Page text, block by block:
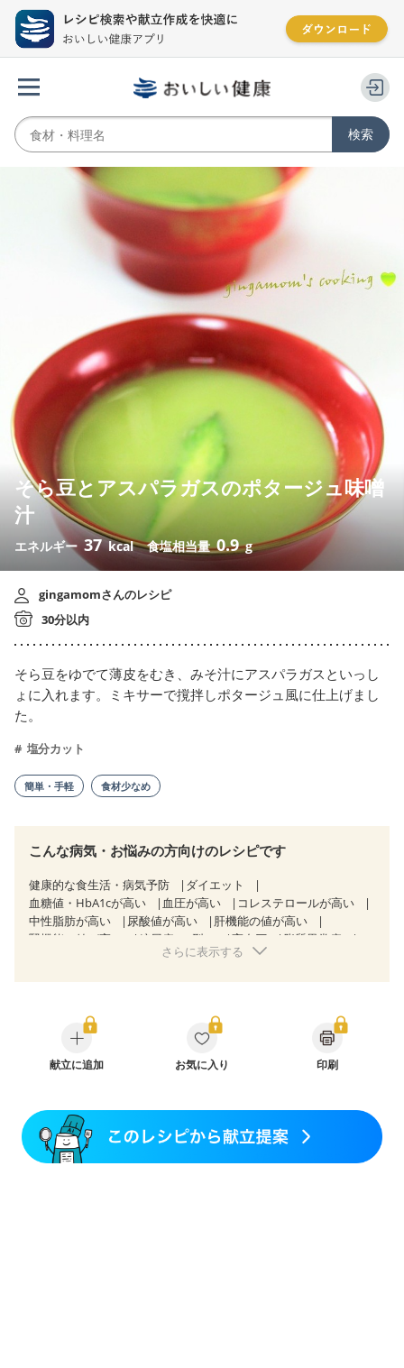
そら豆とアスパラガスのポタージュ味噌
汁
エネルギー 37 kcal 食塩相当量0.9 g
gingamomさんのレシピ
30分以内
そら豆をゆでて薄皮をむき、みそ汁にアスパラガスといっし
ょに入れます。ミキサーで撹拌しポタージュ風に仕上げまし
た。
塩分カット
簡単・手軽 食材少なめ
こんな病気・お悩みの方向けのレシピです
健康的な食生活・病気予防
ダイエット
血糖値・HbA1cが高い
血圧が高い
コレステロールが高い
中性脂肪が高い
尿酸値が高い
肝機能の値が高い
腎機能の値が高い
糖尿病（2型） 高血圧
脂質異常症
狭心症 心筋梗塞
糖尿病性腎症（第１期）
糖尿病性腎症（第２期）
CKD（ステージ１）
CKD（ステージ２）
CKD（ステージ３a）
乳がん（抗がん剤治療中）
飲み込みにくい
妊婦健診・体重増加が気になる（初期）
妊婦健診・血圧が気になる（初期）
さらに表示する
献立に追加 お気に入り 印刷